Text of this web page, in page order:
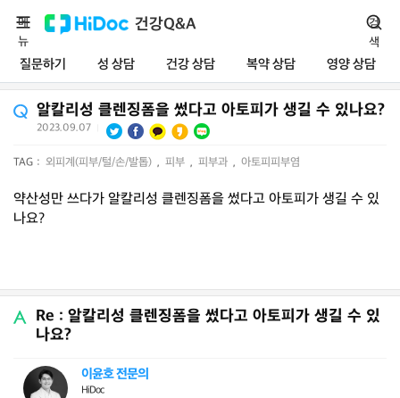
건강Q&A
질문하기 성 상담 건강 상담 복약 상담 영양 상담
메
뉴
검
색
알칼리성 클렌징폼을 썼다고 아토피가 생길 수 있나요?
2023.09.07
TAG : 외피계(피부/털/손/발톱) , 피부 , 피부과 , 아토피피부염
약산성만 쓰다가 알칼리성 클렌징폼을 썼다고 아토피가 생길 수 있
나요?
Re : 알칼리성 클렌징폼을 썼다고 아토피가 생길 수 있
나요?
이윤호 전문의
HiDoc